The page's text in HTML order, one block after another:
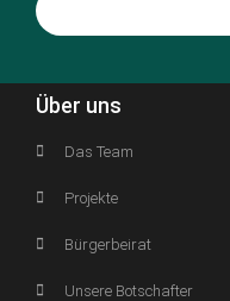
Über uns
Das Team
Projekte
Bürgerbeirat
Unsere Botschafter